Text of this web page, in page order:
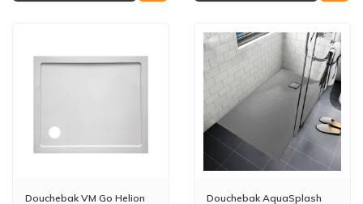
Douchebak VM Go Helion
Douchebak AquaSplash